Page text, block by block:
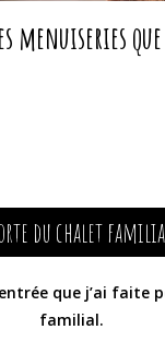
menuiseries
du chalet
que j’ai faite
familial.